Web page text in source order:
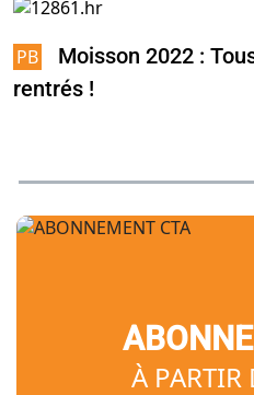
Moisson 2022 :
rentrés !
À PARTIR